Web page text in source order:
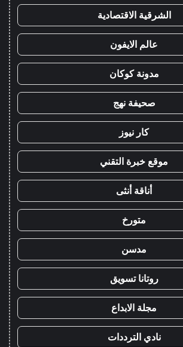
الشرقية الاقتصادية
عالم الايفون
مدونة كوكان
صحيفة نهج
كار نيوز
موقع خبرة التقني
أناقة أنثى
متورخ
مدسن
روتانا تسويق
مجلة الابداع
نادي الترددات